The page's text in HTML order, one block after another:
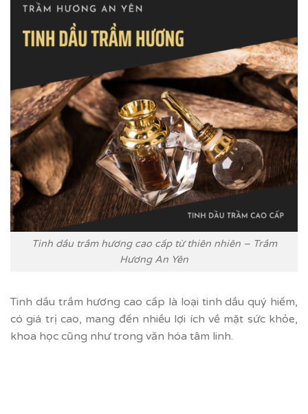
Tinh dầu trầm hương cao cấp từ thiên nhiên – Trầm
Hương An Yên
Tinh dầu trầm hương cao cấp là loại tinh dầu quý hiếm,
có giá trị cao, mang đến nhiều lợi ích về mặt sức khỏe,
khoa học cũng như trong văn hóa tâm linh.